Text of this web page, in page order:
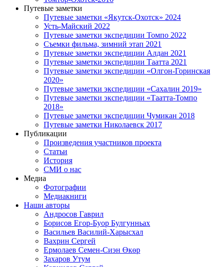
Путевые заметки
Путевые заметки «Якутск-Охотск» 2024
Усть-Майский 2022
Путевые заметки экспедиции Томпо 2022
Съемки фильма, зимний этап 2021
Путевые заметки экспедиции Алдан 2021
Путевые заметки экспедиции Таатта 2021
Путевые заметки экспедиции «Олгон-Горинская
2020»
Путевые заметки экспедиции «Сахалин 2019»
Путевые заметки экспедиции «Таатта-Томпо
2018»
Путевые заметки экспедиции Чумикан 2018
Путевые заметки Николаевск 2017
Публикации
Произведения участников проекта
Статьи
История
СМИ о нас
Медиа
Фотографии
Медиакниги
Наши авторы
Андросов Гаврил
Борисов Егор-Буор Булгунньах
Васильев Василий-Харысхал
Вахрин Сергей
Ермолаев Семен-Сиэн Өкөр
Захаров Утум